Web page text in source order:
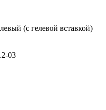
(с гелевой вставкой)
03